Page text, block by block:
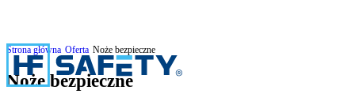
Strona główna Oferta Noże bezpieczne
Noże bezpieczne